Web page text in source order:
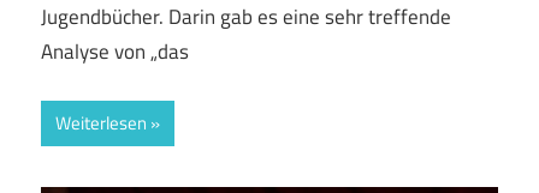
Jugendbücher. Darin gab es eine sehr treffende
Analyse von „das
Weiterlesen